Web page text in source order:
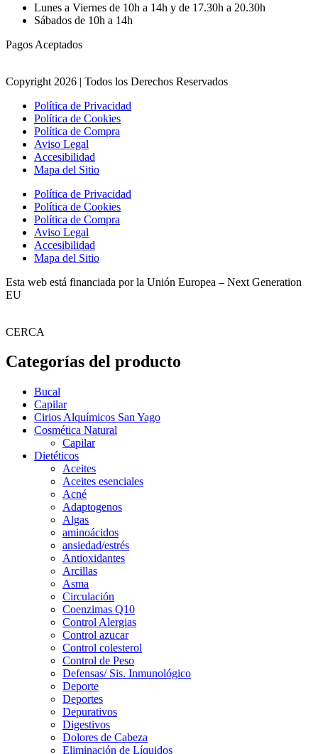
Lunes a Viernes de 10h a 14h y de 17.30h a 20.30h
Sábados de 10h a 14h
Pagos Aceptados
Copyright 2026 | Todos los Derechos Reservados
Política de Privacidad
Política de Cookies
Política de Compra
Aviso Legal
Accesibilidad
Mapa del Sitio
Política de Privacidad
Política de Cookies
Política de Compra
Aviso Legal
Accesibilidad
Mapa del Sitio
Esta web está financiada por la Unión Europea – Next Generation
EU
CERCA
Categorías del producto
Bucal
Capilar
Cirios Alquímicos San Yago
Cosmética Natural
Capilar
Dietéticos
Aceites
Aceites esenciales
Acné
Adaptogenos
Algas
aminoácidos
ansiedad/estrés
Antioxidantes
Arcillas
Asma
Circulación
Coenzimas Q10
Control Alergias
Control azucar
Control colesterol
Control de Peso
Defensas/ Sis. Inmunológico
Deporte
Deportes
Depurativos
Digestivos
Dolores de Cabeza
Eliminación de Líquidos